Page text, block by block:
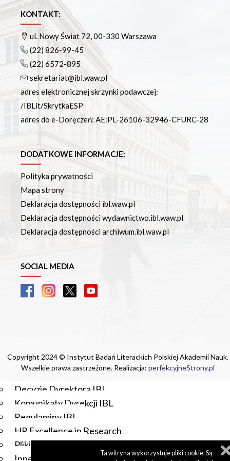
Repozytorium RCIN
Otwarta nauka
Edukacja
Studia podyplomowe
Kursy
Szkolenia
Szkoła Doktorska Anthropos
Erasmus
Olimpiada Literatury i Języka Polskiego
Olimpiada Literatury i Języka Polskiego dla Szkół
Podstawowych
Biblioteka
O bibliotece
Godziny otwarcia
Katalog
Nowości
Czasopisma drukowane prenumerowane w 2026 roku
Wydawnictwo
O Wydawnictwie
Czasopisma
Dla Pracowników IBL
Zarządzenia Dyrektora IBL
Decyzje Dyrektora IBL
Komunikaty Dyrekcji IBL
Regulaminy IBL
HR Excellence in Research
Pliki do pobrania
Inne akty wewnętrzne IBL
KONTAKT:
ul. Nowy Świat 72, 00-330 Warszawa
(22) 826-99-45
(22) 6572-895
sekretariat@ibl.waw.pl
adres elektronicznej skrzynki podawczej:
/IBLit/SkrytkaESP
adres do e-Doręczeń: AE:PL-26106-32946-CFURC-28
DODATKOWE INFORMACJE:
Polityka prywatności
Mapa strony
Deklaracja dostępności ibl.waw.pl
Deklaracja dostępności wydawnictwo.ibl.waw.pl
Deklaracja dostępności archiwum.ibl.waw.pl
SOCIAL MEDIA
Copyright 2024 © Instytut Badań Literackich Polskiej Akademii Nauk.
Wszelkie prawa zastrzeżone. Realizacja: perfekcyjneStrony.pl
Ta witryna wykorzystuje pliki cookie. Są